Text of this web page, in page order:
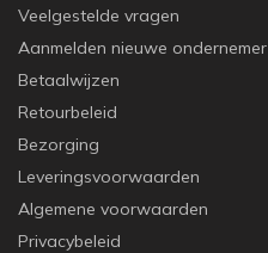
Veelgestelde vragen
Aanmelden nieuwe ondernemer
Betaalwijzen
Retourbeleid
Bezorging
Leveringsvoorwaarden
Algemene voorwaarden
Privacybeleid